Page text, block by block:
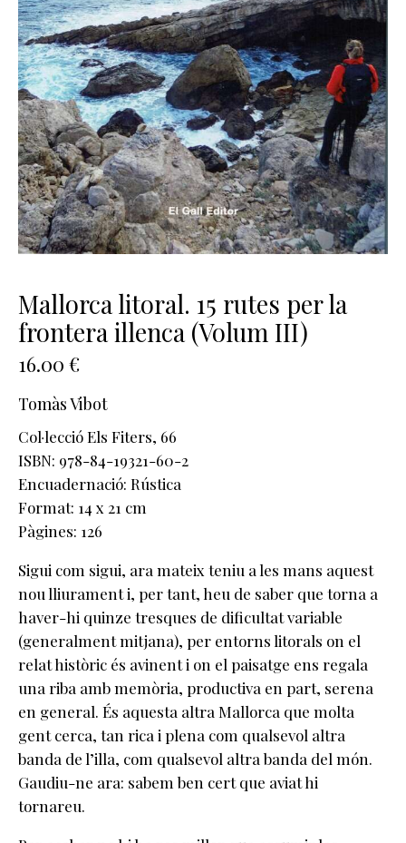
Mallorca litoral. 15 rutes per la
frontera illenca (Volum III)
16.00 €
Tomàs Vibot
Col·lecció Els Fiters, 66
ISBN: 978-84-19321-60-2
Encuadernació: Rústica
Format: 14 x 21 cm
Pàgines: 126
Sigui com sigui, ara mateix teniu a les mans aquest
nou lliurament i, per tant, heu de saber que torna a
haver-hi quinze tresques de dificultat variable
(generalment mitjana), per entorns litorals on el
relat històric és avinent i on el paisatge ens regala
una riba amb memòria, productiva en part, serena
en general. És aquesta altra Mallorca que molta
gent cerca, tan rica i plena com qualsevol altra
banda de l’illa, com qualsevol altra banda del món.
Gaudiu-ne ara: sabem ben cert que aviat hi
tornareu.